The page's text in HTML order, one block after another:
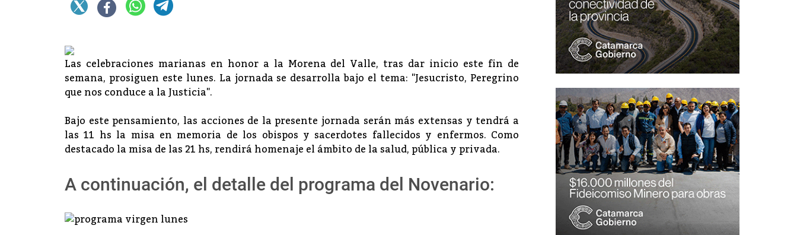
Las celebraciones marianas en honor a la Morena del Valle, tras dar inicio este fin de
semana, prosiguen este lunes. La jornada se desarrolla bajo el tema: "Jesucristo, Peregrino
que nos conduce a la Justicia".
Bajo este pensamiento, las acciones de la presente jornada serán más extensas y tendrá a
las 11 hs la misa en memoria de los obispos y sacerdotes fallecidos y enfermos. Como
destacado la misa de las 21 hs, rendirá homenaje el ámbito de la salud, pública y privada.
A continuación, el detalle del programa del Novenario: